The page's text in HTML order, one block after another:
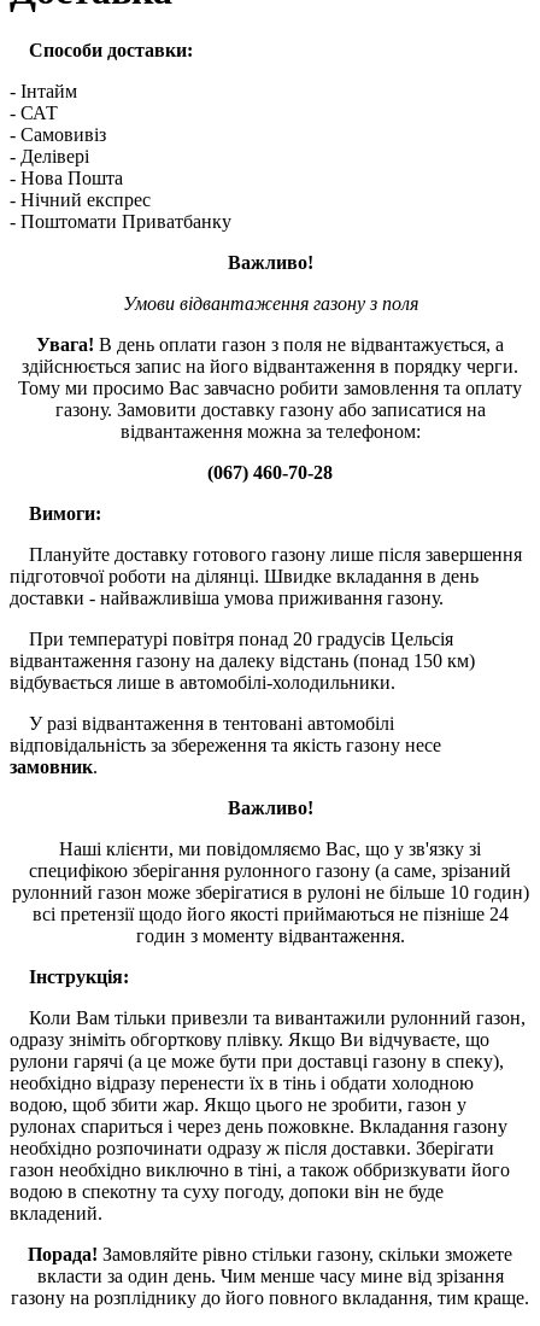
Способи доставки:
- Інтайм
- САТ
- Самовивіз
- Делівері
- Нова Пошта
- Нічний експрес
- Поштомати Приватбанку
Важливо!
Умови відвантаження газону з поля
Увага! В день оплати газон з поля не відвантажується, а
здійснюється запис на його відвантаження в порядку черги.
Тому ми просимо Вас завчасно робити замовлення та оплату
газону. Замовити доставку газону або записатися на
відвантаження можна за телефоном:
(067) 460-70-28
Вимоги:
Плануйте доставку готового газону лише після завершення
підготовчої роботи на ділянці. Швидке вкладання в день
доставки - найважливіша умова приживання газону.
При температурі повітря понад 20 градусів Цельсія
відвантаження газону на далеку відстань (понад 150 км)
відбувається лише в автомобілі-холодильники.
У разі відвантаження в тентовані автомобілі
відповідальність за збереження та якість газону несе
замовник.
Важливо!
Наші клієнти, ми повідомляємо Вас, що у зв'язку зі
специфікою зберігання рулонного газону (а саме, зрізаний
рулонний газон може зберігатися в рулоні не більше 10 годин)
всі претензії щодо його якості приймаються не пізніше 24
годин з моменту відвантаження.
Інструкція:
Коли Вам тільки привезли та вивантажили рулонний газон,
одразу зніміть обгорткову плівку. Якщо Ви відчуваєте, що
рулони гарячі (а це може бути при доставці газону в спеку),
необхідно відразу перенести їх в тінь і обдати холодною
водою, щоб збити жар. Якщо цього не зробити, газон у
рулонах спариться і через день пожовкне. Вкладання газону
необхідно розпочинати одразу ж після доставки. Зберігати
газон необхідно виключно в тіні, а також оббризкувати його
водою в спекотну та суху погоду, допоки він не буде
вкладений.
Порада! Замовляйте рівно стільки газону, скільки зможете
вкласти за один день. Чим менше часу мине від зрізання
газону на розпліднику до його повного вкладання, тим краще.